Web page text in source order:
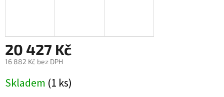
20 427 Kč
16 882 Kč bez DPH
cena:
Skladem (1 ks)